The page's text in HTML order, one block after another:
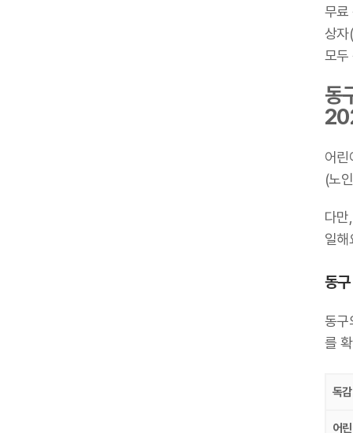
무료
상자
모두
동
어린
(노
다
일
동
동구
를
독
어